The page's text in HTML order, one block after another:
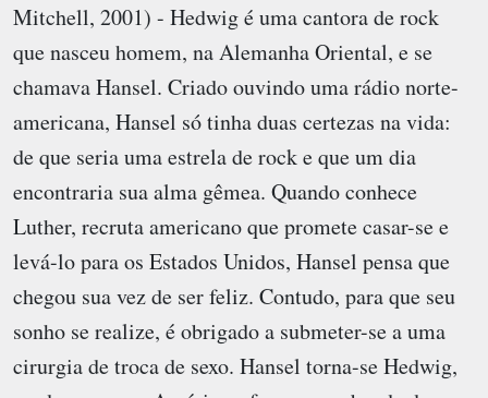
Mitchell, 2001) - Hedwig é uma cantora de rock
que nasceu homem, na Alemanha Oriental, e se
chamava Hansel. Criado ouvindo uma rádio norte-
americana, Hansel só tinha duas certezas na vida:
de que seria uma estrela de rock e que um dia
encontraria sua alma gêmea. Quando conhece
Luther, recruta americano que promete casar-se e
levá-lo para os Estados Unidos, Hansel pensa que
chegou sua vez de ser feliz. Contudo, para que seu
sonho se realize, é obrigado a submeter-se a uma
cirurgia de troca de sexo. Hansel torna-se Hedwig,